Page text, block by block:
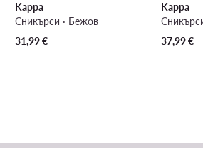
Kappa
Сникърси · Бежов
31,99€
Kappa
37,99€